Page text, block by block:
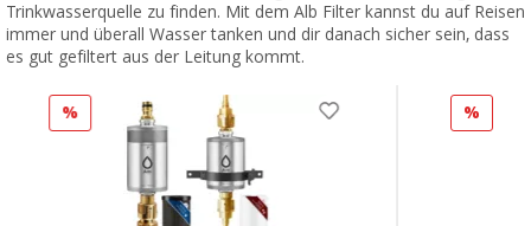
Trinkwasserquelle zu finden. Mit dem Alb Filter kannst du auf Reisen
immer und überall Wasser tanken und dir danach sicher sein, dass
es gut gefiltert aus der Leitung kommt.
% %